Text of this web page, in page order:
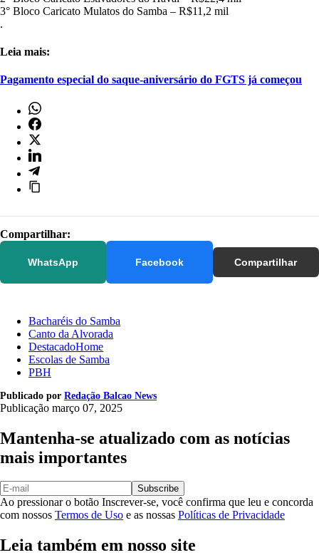
3° Bloco Caricato Mulatos do Samba – R$11,2 mil
.
Leia mais:
Pagamento especial do saque-aniversário do FGTS já começou
Compartilhar:
WhatsApp Facebook Compartilhar
Bacharéis do Samba
Canto da Alvorada
DestacadoHome
Escolas de Samba
PBH
Publicado por Redação Balcao News
Publicação março 07, 2025
Mantenha-se atualizado com as notícias
mais importantes
Subscribe
Ao pressionar o botão Inscrever-se, você confirma que leu e concorda
com nossos Termos de Uso e as nossas Políticas de Privacidade
Leia também em nosso site